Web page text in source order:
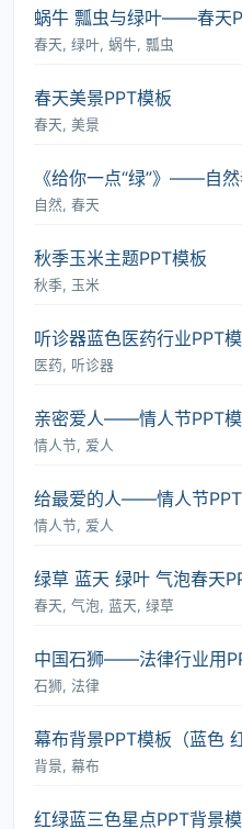
蜗牛 瓢虫与绿叶――春天
春天, 绿叶, 蜗牛, 瓢虫
春天美景PPT模板
春天, 美景
《给你一点“绿”》――自
自然, 春天
秋季玉米主题PPT模板
秋季, 玉米
听诊器蓝色医药行业PPT
医药, 听诊器
亲密爱人――情人节PPT
情人节, 爱人
给最爱的人――情人节
情人节, 爱人
绿草 蓝天 绿叶 气泡春天
春天, 气泡, 蓝天, 绿草
中国石狮――法律行业用
石狮, 法律
幕布背景PPT模板（蓝色
背景, 幕布
红绿蓝三色星点PPT背景